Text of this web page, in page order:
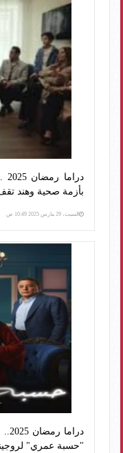
بأزمة صحية وهند
السبت، 29 مارس 2025 10:49 ص
"حسبة عمري"